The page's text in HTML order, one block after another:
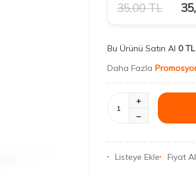
35,00TL
Bu Ürünü Satın Al 0
Daha Fazla
Listeye Ekle Fiyat